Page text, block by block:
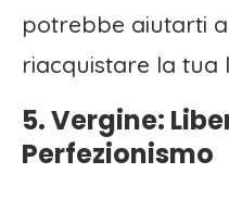
potrebbe aiutarti
riacquistare la tua
5. Vergine:
Perfezionismo